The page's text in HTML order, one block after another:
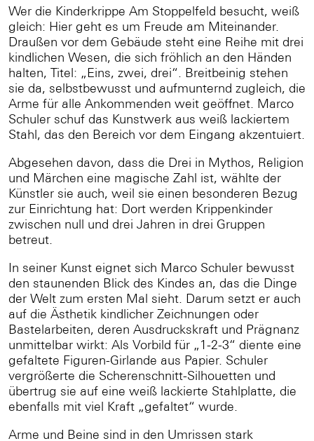
Wer die Kinderkrippe Am Stoppelfeld besucht, weiß
gleich: Hier geht es um Freude am Miteinander.
Draußen vor dem Gebäude steht eine Reihe mit drei
kindlichen Wesen, die sich fröhlich an den Händen
halten, Titel: „Eins, zwei, drei“. Breitbeinig stehen
sie da, selbstbewusst und aufmunternd zugleich, die
Arme für alle Ankommenden weit geöffnet. Marco
Schuler schuf das Kunstwerk aus weiß lackiertem
Stahl, das den Bereich vor dem Eingang akzentuiert.
Abgesehen davon, dass die Drei in Mythos, Religion
und Märchen eine magische Zahl ist, wählte der
Künstler sie auch, weil sie einen besonderen Bezug
zur Einrichtung hat: Dort werden Krippenkinder
zwischen null und drei Jahren in drei Gruppen
betreut.
In seiner Kunst eignet sich Marco Schuler bewusst
den staunenden Blick des Kindes an, das die Dinge
der Welt zum ersten Mal sieht. Darum setzt er auch
auf die Ästhetik kindlicher Zeichnungen oder
Bastelarbeiten, deren Ausdruckskraft und Prägnanz
unmittelbar wirkt: Als Vorbild für „1-2-3“ diente eine
gefaltete Figuren-Girlande aus Papier. Schuler
vergrößerte die Scherenschnitt-Silhouetten und
übertrug sie auf eine weiß lackierte Stahlplatte, die
ebenfalls mit viel Kraft „gefaltet“ wurde.
Arme und Beine sind in den Umrissen stark